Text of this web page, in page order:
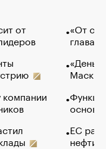
от
«От
глава
Маск в
основ
ЕС
нефти